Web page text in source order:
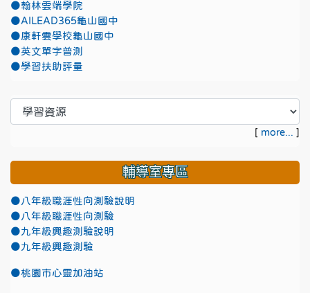
●翰林雲端學院
●AILEAD365龜山國中
●康軒雲學校龜山國中
●英文單字普測
●學習扶助評量
[ more... ]
輔導室專區
●八年級職涯性向測驗說明
●八年級職涯性向測驗
●九年級興趣測驗說明
●九年級興趣測驗
●桃園市心靈加油站